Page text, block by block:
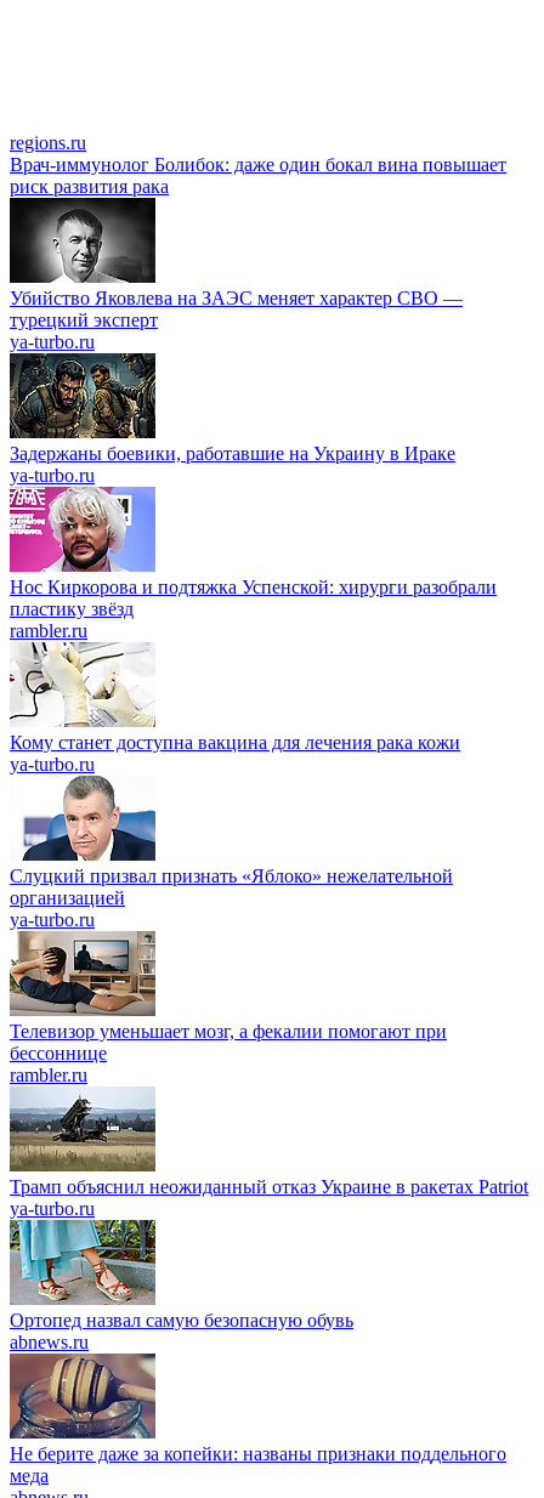
regions.ru
Врач-иммунолог Болибок: даже один бокал вина повышает
риск развития рака
Убийство Яковлева на ЗАЭС меняет характер СВО —
турецкий эксперт
ya-turbo.ru
Задержаны боевики, работавшие на Украину в Ираке
ya-turbo.ru
Нос Киркорова и подтяжка Успенской: хирурги разобрали
пластику звёзд
rambler.ru
Кому станет доступна вакцина для лечения рака кожи
ya-turbo.ru
Слуцкий призвал признать «Яблоко» нежелательной
организацией
ya-turbo.ru
Телевизор уменьшает мозг, а фекалии помогают при
бессоннице
rambler.ru
Трамп объяснил неожиданный отказ Украине в ракетах Patriot
ya-turbo.ru
Ортопед назвал самую безопасную обувь
abnews.ru
Не берите даже за копейки: названы признаки поддельного
меда